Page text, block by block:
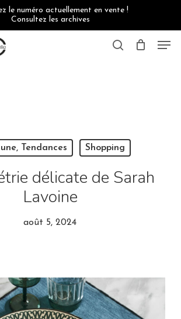
le numéro actuellement en vente !
Consultez les archives
search
Tendances Shopping
délicate de Sarah
Lavoine
août 5, 2024